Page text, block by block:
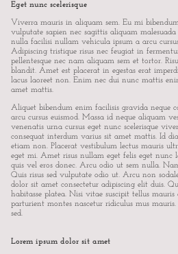
Eget nunc scelerisque
Viverra mauris in aliquam sem. Eu mi
vulputate sapien nec sagittis aliquam
nulla facilisi nullam vehicula ipsum a arcu
Adipiscing tristique risus nec feugiat in
pellentesque nec nam aliquam sem et tortor.
blandit. Amet est placerat in egestas erat
lacus laoreet non. Enim nec dui nunc mattis
amet mattis.
Aliquet bibendum enim facilisis gravida neque
arcu cursus euismod. Massa id neque aliquam
venenatis urna cursus eget nunc scelerisque
consequat interdum varius sit amet mattis. Id
etiam non. Placerat vestibulum lectus mauris
eget mi. Amet risus nullam eget felis eget nunc
quis vel eros donec. Arcu odio ut sem nulla.
Quis risus sed vulputate odio ut. Arcu non
dolor sit amet consectetur adipiscing elit duis.
habitasse platea. Nisi vitae suscipit tellus
parturient montes nascetur ridiculus mus mauris.
sed.
Lorem ipsum dolor sit amet